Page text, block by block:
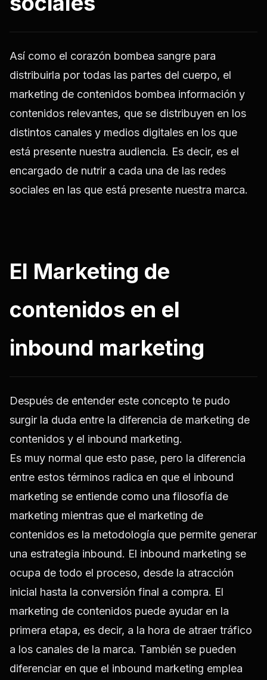
Así como el corazón bombea sangre para
distribuirla por todas las partes del cuerpo, el
marketing de contenidos bombea información y
contenidos relevantes, que se distribuyen en los
distintos canales y medios digitales en los que
está presente nuestra audiencia. Es decir, es el
encargado de nutrir a cada una de las redes
sociales en las que está presente nuestra marca.
El Marketing de
contenidos en el
inbound marketing
Después de entender este concepto te pudo
surgir la duda entre la diferencia de marketing de
contenidos y el inbound marketing.
Es muy normal que esto pase, pero la diferencia
entre estos términos radica en que el inbound
marketing se entiende como una filosofía de
marketing mientras que el marketing de
contenidos es la metodología que permite generar
una estrategia inbound. El inbound marketing se
ocupa de todo el proceso, desde la atracción
inicial hasta la conversión final a compra. El
marketing de contenidos puede ayudar en la
primera etapa, es decir, a la hora de atraer tráfico
a los canales de la marca. También se pueden
diferenciar en que el inbound marketing emplea